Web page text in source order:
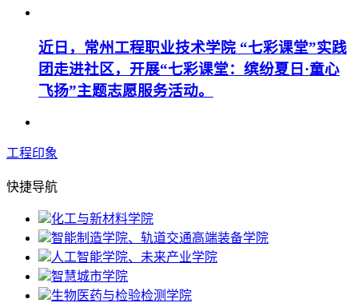
近日，常州工程职业技术学院 “七彩课堂”实践
团走进社区，开展“七彩课堂：缤纷夏日·童心
飞扬”主题志愿服务活动。
工程印象
快捷导航
化工与新材料学院
智能制造学院、轨道交通高端装备学院
人工智能学院、未来产业学院
智慧城市学院
生物医药与检验检测学院